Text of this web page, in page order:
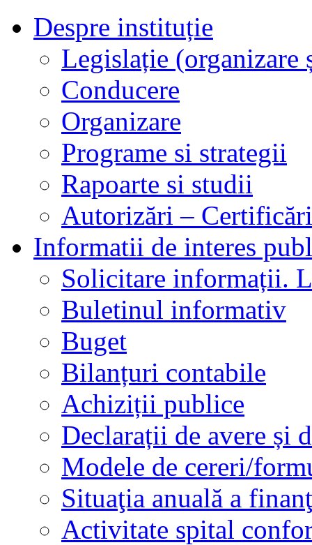
Despre instituție
Legislație
Conducere
Organizare
Programe si strategii
Rapoarte si studii
Autorizări –
Informatii de interes
Solicitare informații.
Buletinul informativ
Buget
Bilanțuri contabile
Achiziții publice
Declarații de avere și
Modele de cereri/
Situaţia anuală a
Activitate spital